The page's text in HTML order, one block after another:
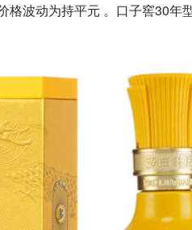
波动为持平元 。口子窖30年